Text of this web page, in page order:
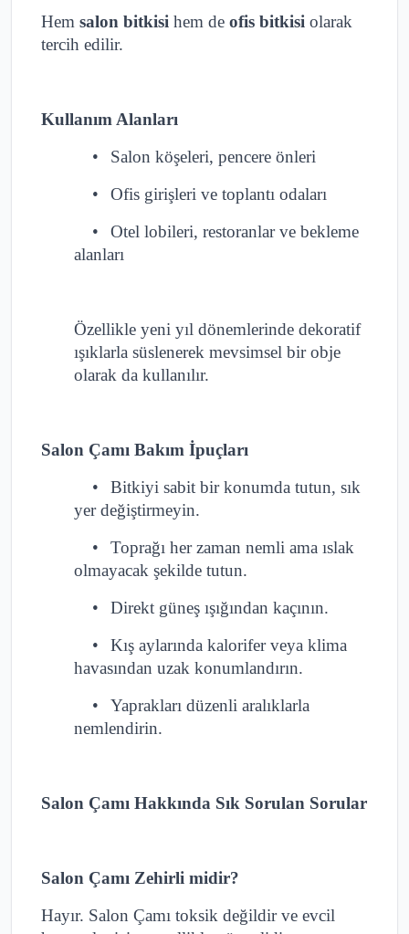
Hem salon bitkisi hem de ofis bitkisi olarak
tercih edilir.
Kullanım Alanları
•
Salon köşeleri, pencere önleri
•
Ofis girişleri ve toplantı odaları
•
Otel lobileri, restoranlar ve bekleme
alanları
Özellikle yeni yıl dönemlerinde dekoratif
ışıklarla süslenerek mevsimsel bir obje
olarak da kullanılır.
Salon Çamı Bakım İpuçları
•
Bitkiyi sabit bir konumda tutun, sık
yer değiştirmeyin.
•
Toprağı her zaman nemli ama ıslak
olmayacak şekilde tutun.
•
Direkt güneş ışığından kaçının.
•
Kış aylarında kalorifer veya klima
havasından uzak konumlandırın.
•
Yaprakları düzenli aralıklarla
nemlendirin.
Salon Çamı Hakkında Sık Sorulan Sorular
Salon Çamı Zehirli midir?
Hayır. Salon Çamı toksik değildir ve evcil